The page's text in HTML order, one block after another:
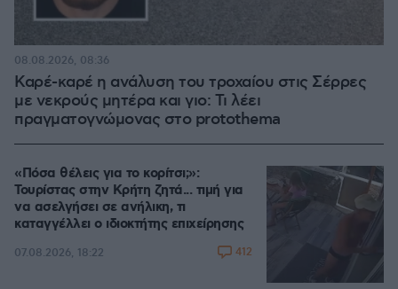
Καρέ-καρέ η ανάλυση του τροχαίου στις Σέρρες
με νεκρούς μητέρα και γιο: Τι λέει
πραγματογνώμονας στο protothema
08.08.2026, 08:36
«Πόσα θέλεις για το κορίτσι;»:
Τουρίστας στην Κρήτη ζητά... τιμή για
να ασελγήσει σε ανήλικη, τι
καταγγέλλει ο ιδιοκτήτης επιχείρησης
07.08.2026, 18:22 412